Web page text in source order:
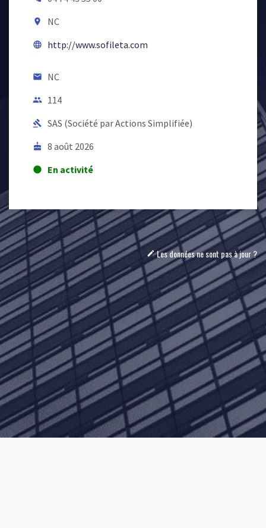
room NC
language http://www.sofileta.com
email NC
people 114
gavel SAS (Société par Actions Simplifiée)
cake 8 août 2026
lens En activité
mode_editLes données ne sont pas à jour ?